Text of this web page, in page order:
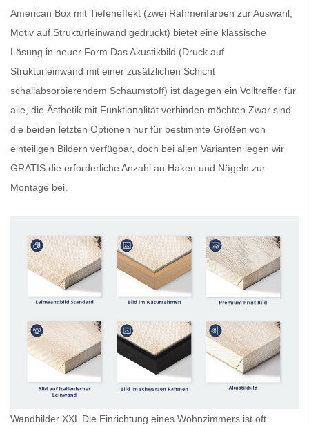
American Box mit Tiefeneffekt (zwei Rahmenfarben zur Auswahl,
Motiv auf Strukturleinwand gedruckt) bietet eine klassische
Lösung in neuer Form.Das Akustikbild (Druck auf
Strukturleinwand mit einer zusätzlichen Schicht
schallabsorbierendem Schaumstoff) ist dagegen ein Volltreffer für
alle, die Ästhetik mit Funktionalität verbinden möchten.Zwar sind
die beiden letzten Optionen nur für bestimmte Größen von
einteiligen Bildern verfügbar, doch bei allen Varianten legen wir
GRATIS die erforderliche Anzahl an Haken und Nägeln zur
Montage bei.
Wandbilder XXL Die Einrichtung eines Wohnzimmers ist oft